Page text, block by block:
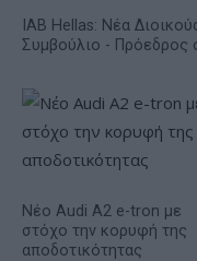
IAB Hellas: Νέα
Συμβούλιο - Πρόεδρος
Νέο Audi A2 e-tron με
στόχο την κορυφή της
αποδοτικότητας